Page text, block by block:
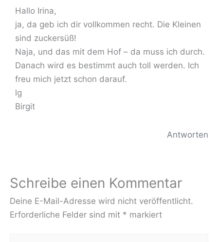
Hallo Irina,
ja, da geb ich dir vollkommen recht. Die Kleinen
sind zuckersüß!
Naja, und das mit dem Hof – da muss ich durch.
Danach wird es bestimmt auch toll werden. Ich
freu mich jetzt schon darauf.
lg
Birgit
Antworten
Schreibe einen Kommentar
Deine E-Mail-Adresse wird nicht veröffentlicht.
Erforderliche Felder sind mit * markiert